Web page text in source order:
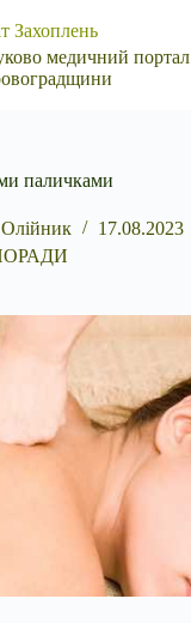
Захоплень
медичний портал
паличками
17.08.2023